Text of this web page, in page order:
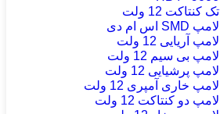
تک کنتاکت 12 ولت
لامپ SMD اس ام دی
لامپ آریایی 12 ولت
لامپ بی سیم 12 ولت
لامپ پرشیایی 12 ولت
لامپ خاری آمپری 12 ولت
لامپ دو کنتاکت 12 ولت